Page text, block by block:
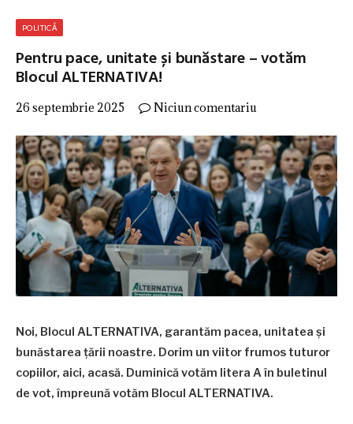
POLITICĂ
Pentru pace, unitate și bunăstare – votăm
Blocul ALTERNATIVA!
26 septembrie 2025 Niciun comentariu
Noi, Blocul ALTERNATIVA, garantăm pacea, unitatea și
bunăstarea țării noastre. Dorim un viitor frumos tuturor
copiilor, aici, acasă. Duminică votăm litera A în buletinul
de vot, împreună votăm Blocul ALTERNATIVA.